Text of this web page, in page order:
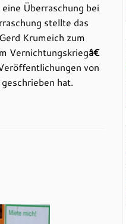
Überraschung bei
stellte das
Krumeich zum
Vernichtungskriegâ€
von
hat.